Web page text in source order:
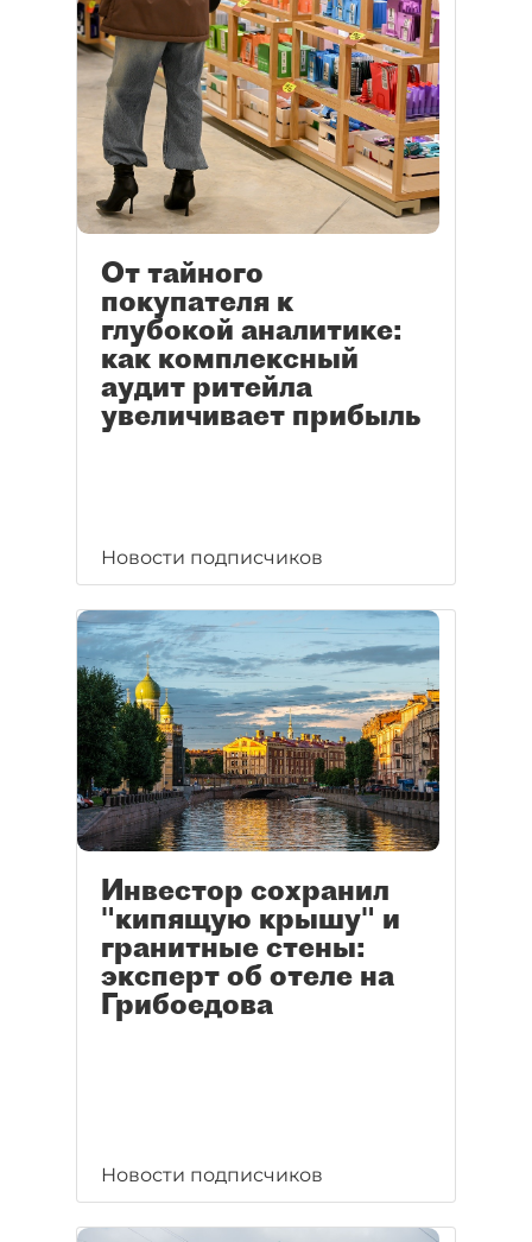
От тайного
покупателя к
глубокой аналитике:
как комплексный
аудит ритейла
увеличивает прибыль
Новости подписчиков
Инвестор сохранил
"кипящую крышу" и
гранитные стены:
эксперт об отеле на
Грибоедова
Новости подписчиков